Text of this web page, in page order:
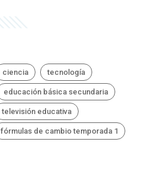
ciencia tecnología
educación básica secundaria
televisión educativa
fórmulas de cambio temporada 1